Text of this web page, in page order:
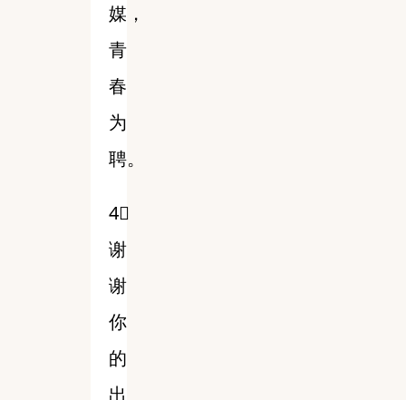
媒，
青
春
为
聘。
4⃣️
谢
谢
你
的
出